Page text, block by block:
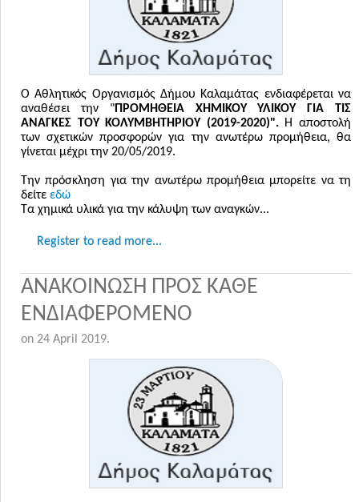
Ο Αθλητικός Οργανισμός Δήμου Καλαμάτας ενδιαφέρεται να
αναθέσει την "ΠΡΟΜΗΘΕΙΑ ΧΗΜΙΚΟΥ ΥΛΙΚΟΥ ΓΙΑ ΤΙΣ
ΑΝΑΓΚΕΣ ΤΟΥ ΚΟΛΥΜΒΗΤΗΡΙΟΥ (2019-2020)". Η αποστολή
των σχετικών προσφορών για την ανωτέρω προμήθεια, θα
γίνεται μέχρι την 20/05/2019.
Την πρόσκληση για την ανωτέρω προμήθεια μπορείτε να τη
δείτε εδώ
Τα χημικά υλικά για την κάλυψη των αναγκών...
Register to read more...
ΑΝΑΚΟΙΝΩΣΗ ΠΡΟΣ ΚΑΘΕ
ΕΝΔΙΑΦΕΡΟΜΕΝΟ
on 24 April 2019.